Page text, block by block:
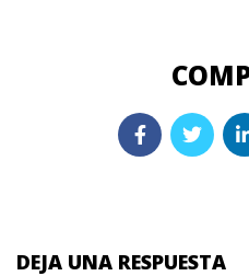
DEJA UNA RESPUESTA